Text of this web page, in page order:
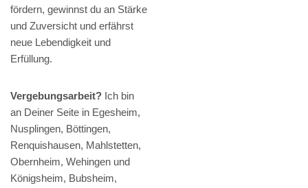
fördern, gewinnst du an Stärke
und Zuversicht und erfährst
neue Lebendigkeit und
Erfüllung.
Vergebungsarbeit? Ich bin
an Deiner Seite in Egesheim,
Nusplingen, Böttingen,
Renquishausen, Mahlstetten,
Obernheim, Wehingen und
Königsheim, Bubsheim,